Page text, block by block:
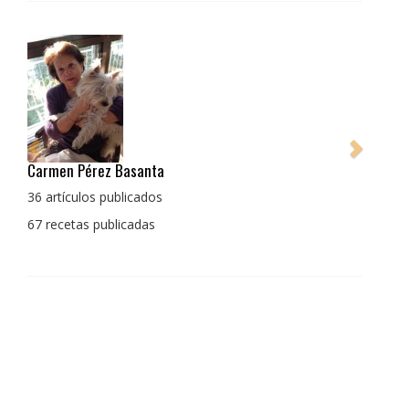
Pedro Manuel Collado Cruz
La cocina para mi es producto bien tratado sin
con un toque diferente